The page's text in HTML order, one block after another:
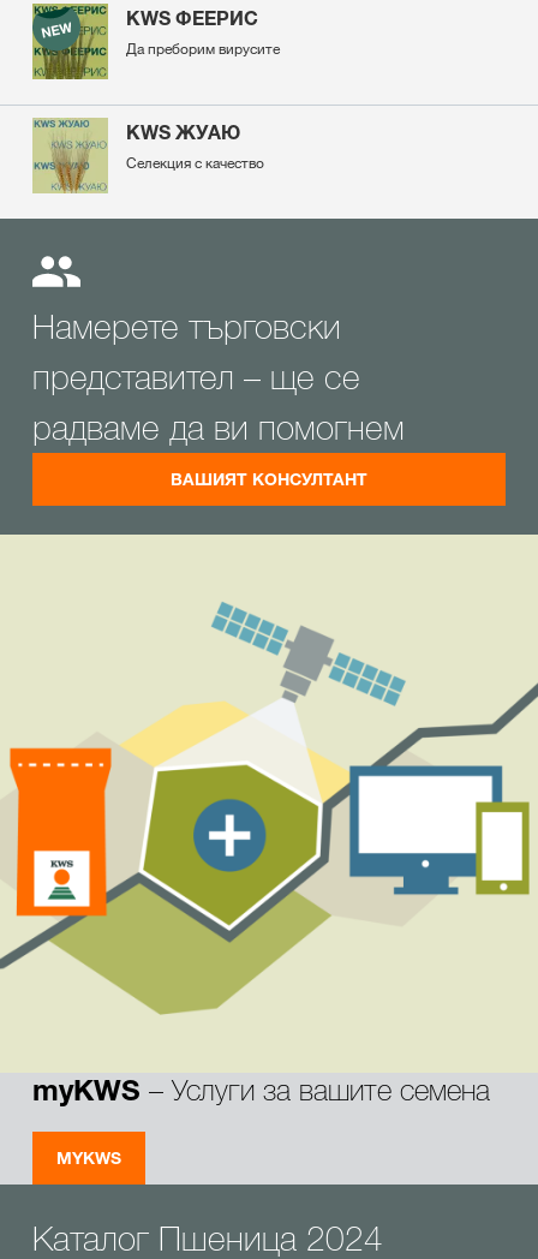
KWS ФЕЕРИС
Да преборим вирусите
KWS ЖУАЮ
Селекция с качество
Намерете търговски
представител – ще се
радваме да ви помогнем
ВАШИЯТ КОНСУЛТАНТ
myKWS – Услуги за вашите семена
MYKWS
Каталог Пшеница 2024